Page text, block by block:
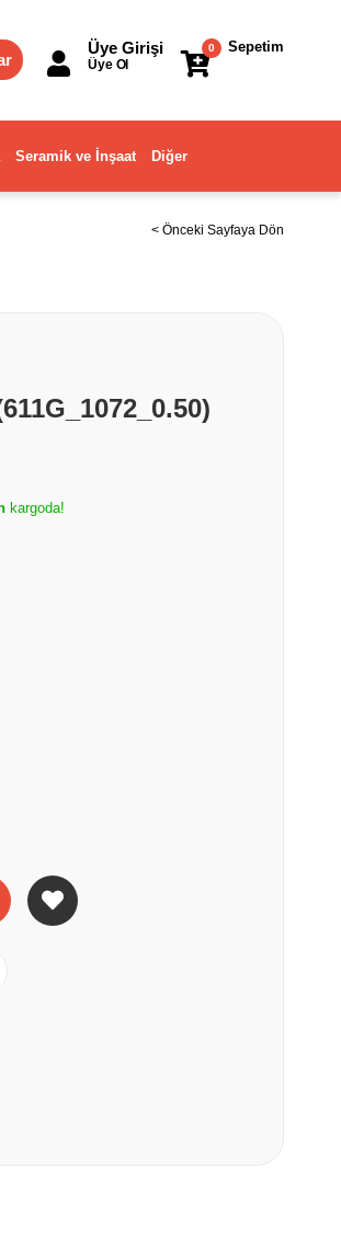
Sepetim
0
Üye Girişi
Üye Ol
Seramik ve İnşaat Diğer
< Önceki Sayfaya Dön
kargoda!